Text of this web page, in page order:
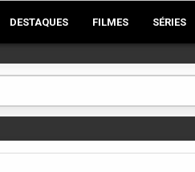
DESTAQUES FILMES SÉRIES